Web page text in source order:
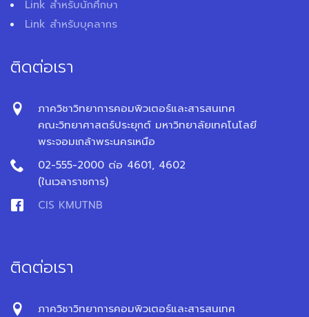
Link สำหรับนักศึกษา
Link สำหรับบุคลากร
ติดต่อเรา
ภาควิชาวิทยาการคอมพิวเตอร์และสารสนเทศ
คณะวิทยาศาสตร์ประยุกต์ มหาวิทยาลัยเทคโนโลยี
พระจอมเกล้าพระนครเหนือ
02-555-2000 ต่อ 4601, 4602
(ในเวลาราชการ)
CIS KMUTNB
ติดต่อเรา
ภาควิชาวิทยาการคอมพิวเตอร์และสารสนเทศ